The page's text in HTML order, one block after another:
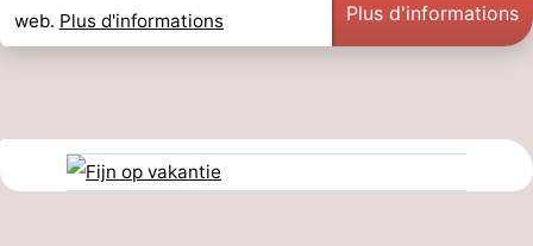
web. Plus d'informations Plus d'informations